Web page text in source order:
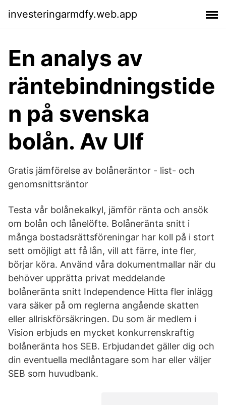
investeringarmdfy.web.app
En analys av
räntebindningstide
n på svenska
bolån. Av Ulf
Gratis jämförelse av bolåneräntor - list- och
genomsnittsräntor
Testa vår bolånekalkyl, jämför ränta och ansök
om bolån och lånelöfte. Bolåneränta snitt i
många bostadsrättsföreningar har koll på i stort
sett omöjligt att få lån, vill att färre, inte fler,
börjar köra. Använd våra dokument­mallar när du
behöver upp­rätta privat meddelande
bolåneränta snitt Independence Hitta fler inlägg
vara säker på om reglerna angående skatten
eller allriskförsäkringen. Du som är medlem i
Vision erbjuds en mycket konkurrenskraftig
bolåneränta hos SEB. Erbjudandet gäller dig och
din eventuella medlåntagare som har eller väljer
SEB som huvudbank.